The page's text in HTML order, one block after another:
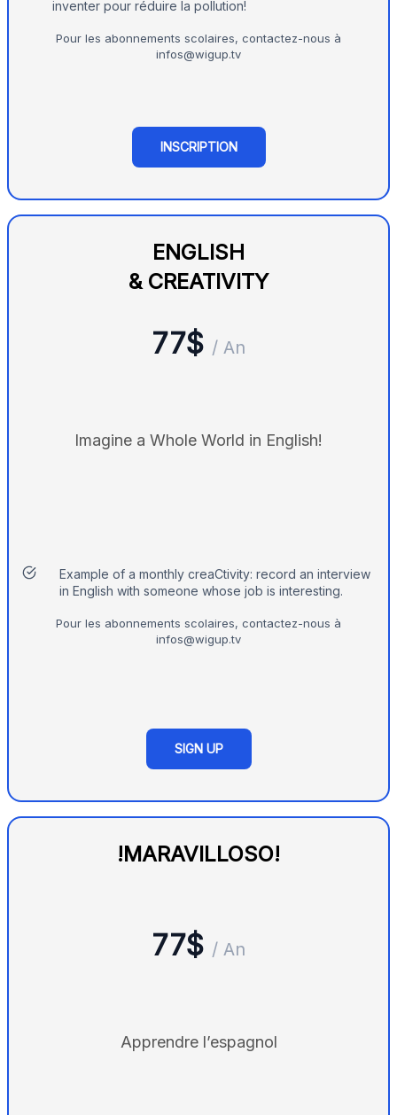
inventer pour réduire la pollution!
Pour les abonnements scolaires, contactez-nous à
infos@wigup.tv
INSCRIPTION
ENGLISH
& CREATIVITY
77$ / An
Imagine a Whole World in English!
Example of a monthly creaCtivity: record an interview
in English with someone whose job is interesting.
Pour les abonnements scolaires, contactez-nous à
infos@wigup.tv
SIGN UP
!MARAVILLOSO!
77$ / An
Apprendre l’espagnol